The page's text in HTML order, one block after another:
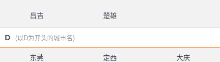
昌吉 楚雄
D (以D为开头的城市名)
东莞 定西 大庆